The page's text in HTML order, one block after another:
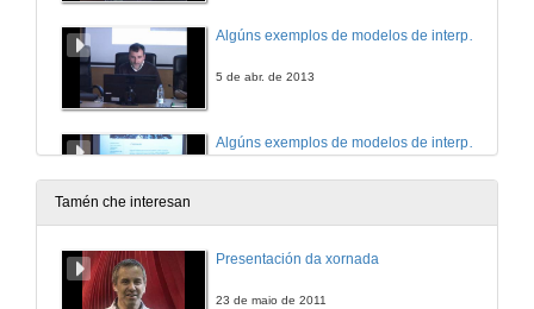
Algúns exemplos de modelos de interpretación de patrimonio
5 de abr. de 2013
5 de abr. de 2013
Tamén che interesan
Presentación da xornada
23 de maio de 2011